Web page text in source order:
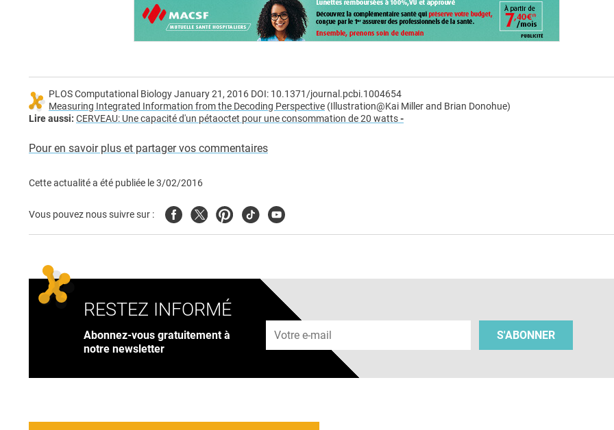
PLOS Computational Biology January 21, 2016 DOI: 10.1371/journal.pcbi.1004654
Measuring Integrated Information from the Decoding Perspective (Illustration@Kai Miller and Brian Donohue)
Lire aussi: CERVEAU: Une capacité d'un pétaoctet pour une consommation de 20 watts-
Pour en savoir plus et partager vos commentaires
Cette actualité a été publiée le3/02/2016
Vous pouvez nous suivre sur : FacebookTwitterPinterest
TiktokYoutube
RESTEZ INFORMÉ
Abonnez-vous gratuitement à
notre newsletter
Adresse e-mail
S'ABONNER